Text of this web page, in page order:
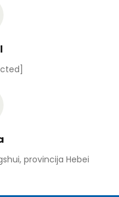
provincija Hebei